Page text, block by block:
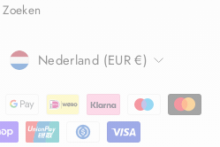
Zoeken
Nederland (EUR €)